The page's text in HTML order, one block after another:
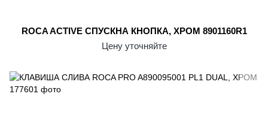
ROCA ACTIVE СПУСКНА КНОПКА, ХРОМ 8901160R1
Цену уточняйте